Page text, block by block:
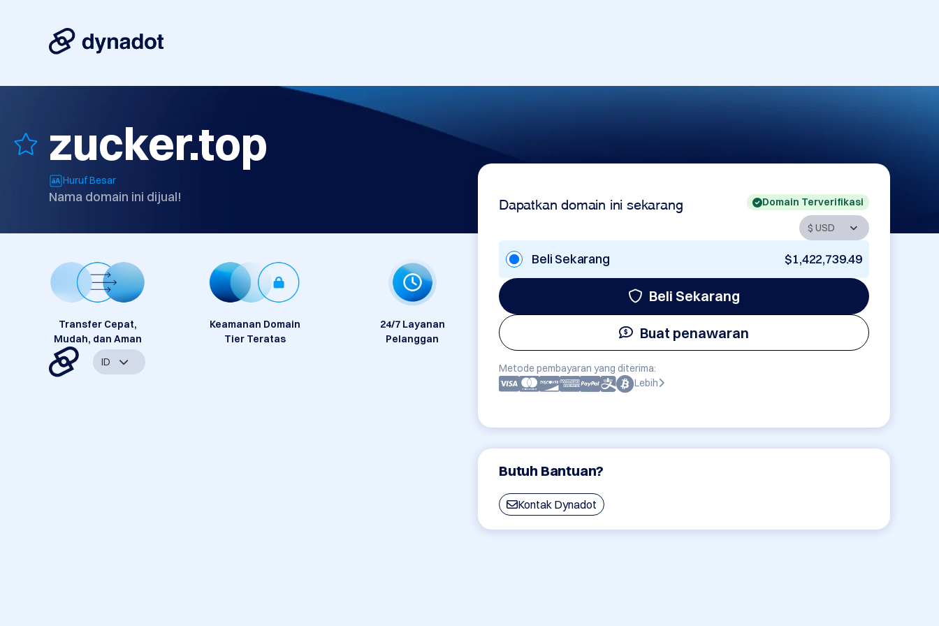
zucker.top
Huruf Besar
Nama domain ini dijual! Dapatkan domain ini sekarang Domain Terverifikasi
Beli Sekarang $1,422,739.49
Beli Sekarang
Buat penawaran
Metode pembayaran yang diterima:
Lebih
Butuh Bantuan?
Kontak Dynadot
Transfer Cepat,
Mudah, dan Aman
Keamanan Domain
Tier Teratas
24/7 Layanan
Pelanggan
ID